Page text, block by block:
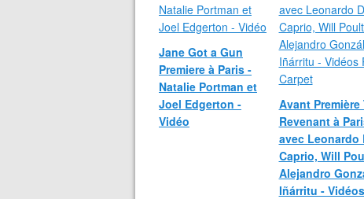
Jane Got a Gun
Premiere à Paris -
Natalie Portman et
Joel Edgerton -
Vidéo
Avant Première
Revenant à
avec Leonardo
Caprio, Will
Alejandro
Iñárritu -